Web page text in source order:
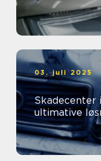
03. juli 2025
Skadecenter
ultimative